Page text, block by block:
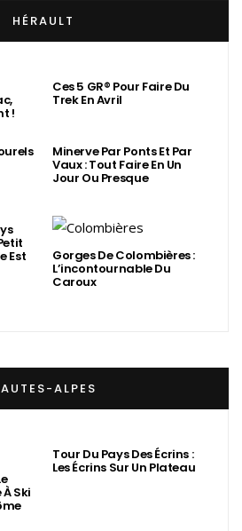
HÉRAULT
!
Ces 5 GR® Pour Faire Du
Trek En Avril
Minerve Par Ponts Et Par
Vaux : Tout Faire En Un
Jour Ou Presque
Est Gorges De Colombières :
L’incontournable Du
Caroux
ALPES
Ski
Tour Du Pays Des Écrins :
Les Écrins Sur Un Plateau